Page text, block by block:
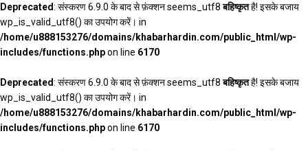
Deprecated: संस्करण 6.9.0 के बाद से फ़ंक्शन seems_utf8बहिष्कृतहै! इसके बजाय
wp_is_valid_utf8() का उपयोग करें। in
/home/u888153276/domains/khabarhardin.com/public_html/wp-
includes/functions.phpon line 6170
Deprecated: संस्करण 6.9.0 के बाद से फ़ंक्शन seems_utf8बहिष्कृतहै! इसके बजाय
wp_is_valid_utf8() का उपयोग करें। in
/home/u888153276/domains/khabarhardin.com/public_html/wp-
includes/functions.phpon line 6170